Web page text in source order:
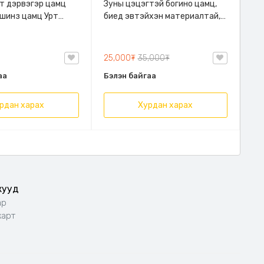
дэрвэгэр цамц
Урт
хувцас Эмэгтэй
48-75кг ,
өмсгөлтэй.
харах
Зуны цэцэгтэй богино цамц,
биед эвтэйхэн материалтай,
резинэн оруулгатай.
25,000₮35,000₮
Бэлэн байгаа
Хурдан харах
цамц, Зөөлөн
Хагас